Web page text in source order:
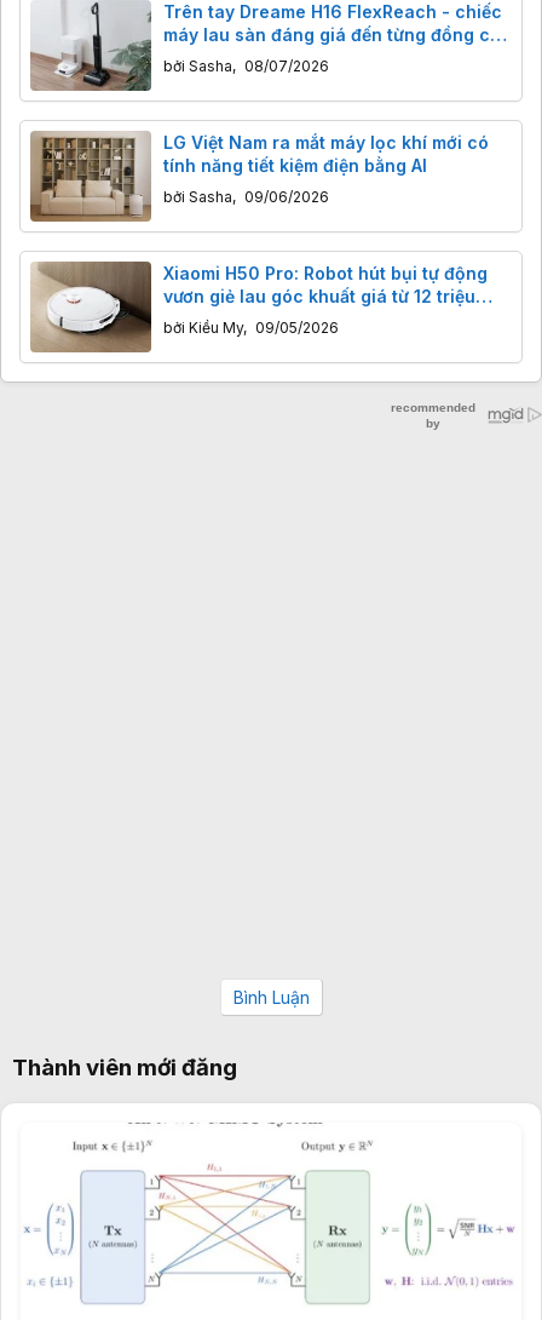
Trên tay Dreame H16 FlexReach - chiếc
máy lau sàn đáng giá đến từng đồng cho
người thực dụng
bởi Sasha, 08/07/2026
LG Việt Nam ra mắt máy lọc khí mới có
tính năng tiết kiệm điện bằng AI
bởi Sasha, 09/06/2026
Xiaomi H50 Pro: Robot hút bụi tự động
vươn giẻ lau góc khuất giá từ 12 triệu
đồng
bởi Kiều My, 09/05/2026
Bình Luận
Thành viên mới đăng